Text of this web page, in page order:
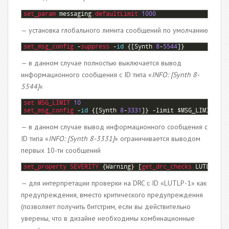
set_param messaging.defaultLimit 1000
— установка глобального лимита сообщений по умолчанию
set_msg_config -suppress -id { [Synth 8-5544] }
— в данном случае полностью выключается вывод
информационного сообщения с ID типа «INFO: [Synth 8-
5544]«
set MSG_LIMIT 10
set_msg_config -id { [Synth 8-3331 ] } -limit $MSG_LIMIT
— в данном случае вывод информационного сообщения с
ID типа «INFO: [Synth 8-3331]» ограничивается выводом
первых 10-ти сообщений
set_property SEVERITY {Warning} [get_drc_checks LUTLP
— для интерпретации проверки на DRC c ID «LUTLP-1» как
предупреждения, вместо критического предупреждения
(позволяет получить битстрим, если вы действительно
уверены, что в дизайне необходимы комбинационные